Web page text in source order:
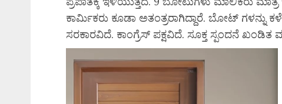
ಕಾರ್ಮಿಕರು ಕೂಡಾ ಅತಂತ್ರರಾಗಿದ್ದಾರೆ. ಬೋಟ್
ಸರಕಾರವಿದೆ. ಕಾಂಗ್ರೆಸ್ ಪಕ್ಷವಿದೆ. ಸೂಕ್ತ ಸ್ಪಂದನೆ ಖಂಡಿತ